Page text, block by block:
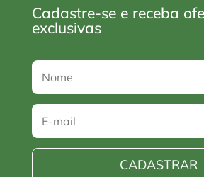
Cadastre-se e receba
exclusivas
CADASTRAR